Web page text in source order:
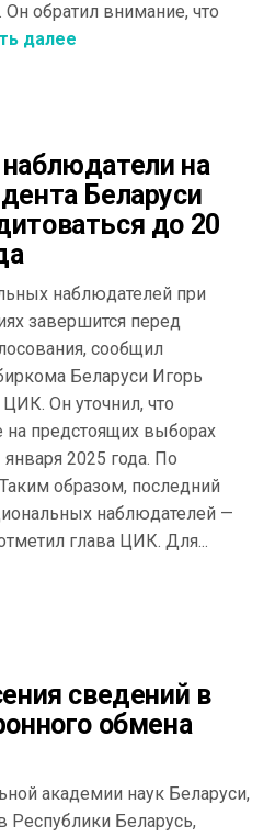
обратил внимание, что
далее
на
Беларуси
до 20
наблюдателей при
завершится перед
сообщил
Беларуси Игорь
Он уточнил, что
на предстоящих выборах
января 2025 года. По
образом, последний
наблюдателей —
глава ЦИК. Для...
сведений в
обмена
академии наук Беларуси,
Республики Беларусь,